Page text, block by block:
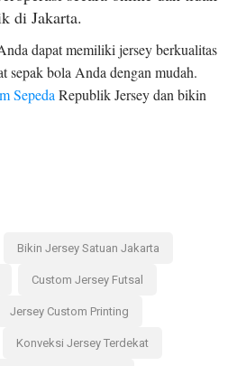
di Jakarta.
dapat memiliki jersey berkualitas
sepak bola Anda dengan mudah.
Sepeda Republik Jersey dan bikin
Bikin Jersey Satuan Jakarta
Custom Jersey Futsal
Jersey Custom Printing
Konveksi Jersey Terdekat